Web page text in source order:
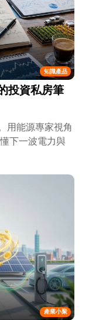
知識產品
投資私房筆
用能源專家視角
下一波電力與
產業小聚